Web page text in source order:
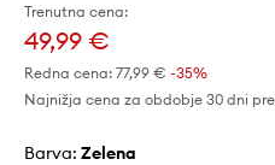
Trenutna cena:
49,99 €
Redna cena: 77,99 € -35%
Najnižja cena za obdobje 30 dni
Barva: zelena